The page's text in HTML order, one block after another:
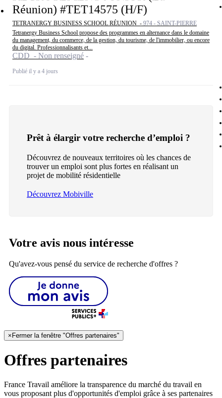
Réunion) #TET14575 (H/F)
TETRANERGY BUSINESS SCHOOL RÉUNION - 974 - SAINT-PIERRE
Tetranergy Business School propose des programmes en alternance dans le domaine
du management, du commerce, de la gestion, du tourisme, de l'immobilier, ou encore
du digital. Professionnalisants et...
CDD - Non renseigné
Publié il y a 4 jours
Prêt à élargir votre recherche d’emploi ?
Découvrez de nouveaux territoires où les chances de
trouver un emploi sont plus fortes en réalisant un
projet de mobilité résidentielle
Découvrez Mobiville
Votre avis nous intéresse
Qu'avez-vous pensé du service de recherche d'offres ?
× Fermer la fenêtre "Offres partenaires"
Offres partenaires
France Travail améliore la transparence du marché du travail en
vous proposant plus d'opportunités d'emploi grâce à ses partenaires